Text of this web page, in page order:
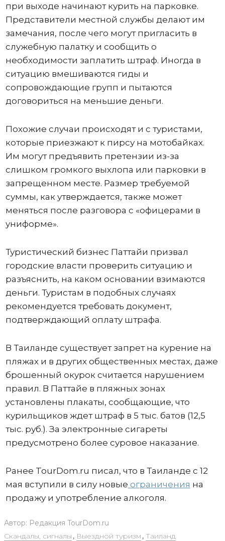
при выходе начинают курить на парковке.
Представители местной службы делают им
замечания, после чего могут пригласить в
служебную палатку и сообщить о
необходимости заплатить штраф. Иногда в
ситуацию вмешиваются гиды и
сопровождающие групп и пытаются
договориться на меньшие деньги.
Похожие случаи происходят и с туристами,
которые приезжают к пирсу на мотобайках.
Им могут предъявить претензии из-за
слишком громкого выхлопа или парковки в
запрещенном месте. Размер требуемой
суммы, как утверждается, также может
меняться после разговора с «офицерами в
униформе».
Туристический бизнес Паттайи призвал
городские власти проверить ситуацию и
разъяснить, на каком основании взимаются
деньги. Туристам в подобных случаях
рекомендуется требовать документ,
подтверждающий оплату штрафа.
В Таиланде существует запрет на курение на
пляжах и в других общественных местах, даже
брошенный окурок считается нарушением
правил. В Паттайе в пляжных зонах
установлены плакаты, сообщающие, что
курильщиков ждет штраф в 5 тыс. батов (12,5
тыс. руб.). За электронные сигареты
предусмотрено более суровое наказание.
Ранее TourDom.ru писал, что в Таиланде с 12
мая вступили в силу новые ограничения на
продажу и употребление алкоголя.
Автор: Редакция TourDom.ru
Скандалы, сигналы , Выездной туризм , Таиланд